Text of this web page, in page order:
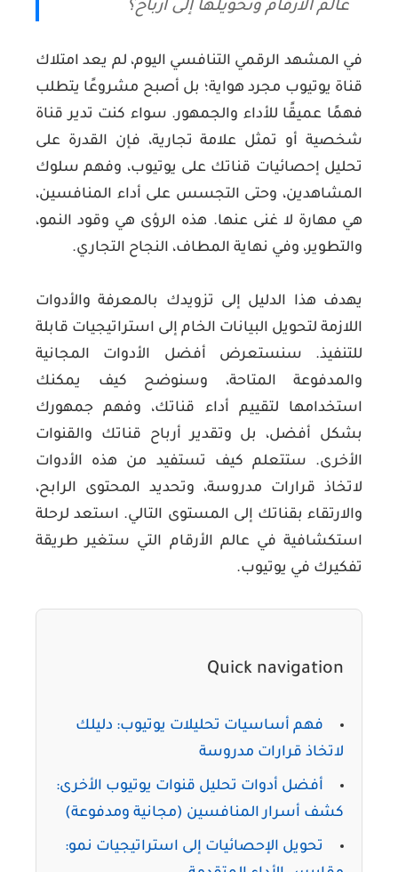
عالم الأرقام وتحويلها إلى أرباح؟
في المشهد الرقمي التنافسي اليوم، لم يعد امتلاك
قناة يوتيوب مجرد هواية؛ بل أصبح مشروعًا يتطلب
فهمًا عميقًا للأداء والجمهور. سواء كنت تدير قناة
شخصية أو تمثل علامة تجارية، فإن القدرة على
تحليل إحصائيات قناتك على يوتيوب، وفهم سلوك
المشاهدين، وحتى التجسس على أداء المنافسين،
هي مهارة لا غنى عنها. هذه الرؤى هي وقود النمو،
والتطوير، وفي نهاية المطاف، النجاح التجاري.
يهدف هذا الدليل إلى تزويدك بالمعرفة والأدوات
اللازمة لتحويل البيانات الخام إلى استراتيجيات قابلة
للتنفيذ. سنستعرض أفضل الأدوات المجانية
والمدفوعة المتاحة، وسنوضح كيف يمكنك
استخدامها لتقييم أداء قناتك، وفهم جمهورك
بشكل أفضل، بل وتقدير أرباح قناتك والقنوات
الأخرى. ستتعلم كيف تستفيد من هذه الأدوات
لاتخاذ قرارات مدروسة، وتحديد المحتوى الرابح،
والارتقاء بقناتك إلى المستوى التالي. استعد لرحلة
استكشافية في عالم الأرقام التي ستغير طريقة
تفكيرك في يوتيوب.
Quick navigation
فهم أساسيات تحليلات يوتيوب: دليلك
لاتخاذ قرارات مدروسة
أفضل أدوات تحليل قنوات يوتيوب الأخرى:
كشف أسرار المنافسين (مجانية ومدفوعة)
تحويل الإحصائيات إلى استراتيجيات نمو: